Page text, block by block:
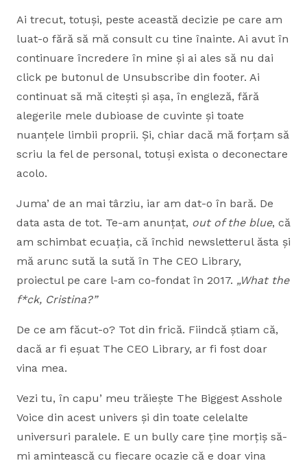
Ai trecut, totuși, peste această decizie pe care am
luat-o fără să mă consult cu tine înainte. Ai avut în
continuare încredere în mine și ai ales să nu dai
click pe butonul de Unsubscribe din footer. Ai
continuat să mă citești și așa, în engleză, fără
alegerile mele dubioase de cuvinte și toate
nuanțele limbii proprii. Și, chiar dacă mă forțam să
scriu la fel de personal, totuși exista o deconectare
acolo.
Juma’ de an mai târziu, iar am dat-o în bară. De
data asta de tot. Te-am anunțat, out of the blue, că
am schimbat ecuația, că închid newsletterul ăsta și
mă arunc sută la sută în The CEO Library,
proiectul pe care l-am co-fondat în 2017. „What the
f*ck, Cristina?”
De ce am făcut-o? Tot din frică. Fiindcă știam că,
dacă ar fi eșuat The CEO Library, ar fi fost doar
vina mea.
Vezi tu, în capu’ meu trăiește The Biggest Asshole
Voice din acest univers și din toate celelalte
universuri paralele. E un bully care ține morțiș să-
mi amintească cu fiecare ocazie că e doar vina